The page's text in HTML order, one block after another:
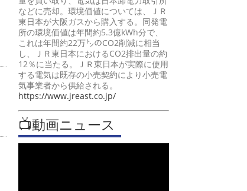
などに売却。環境価値については、ＪＲ
東日本が大阪ガスから購入する。同発電
所の環境価値は年間約5.3億kWh分で、
これは年間約22万㌧のCO2削減に相当
し、ＪＲ東日本におけるCO2排出量の約
12％に当たる。ＪＲ東日本が実際に使用
する電気は既存の小売契約により小売電
気事業者から供給される。
https://www.jreast.co.jp/
📺動画ニュース